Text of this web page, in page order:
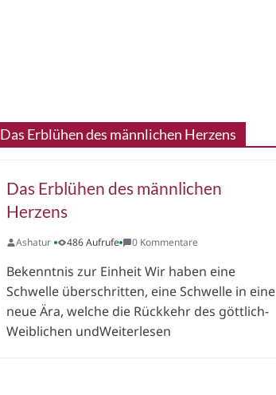
Das Erblühen des männlichen Herzens
Das Erblühen des männlichen
Herzens
Ashatur 486 Aufrufe 0 Kommentare
Bekenntnis zur Einheit Wir haben eine
Schwelle überschritten, eine Schwelle in eine
neue Ära, welche die Rückkehr des göttlich-
Weiblichen undWeiterlesen